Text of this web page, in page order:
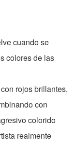
cuando se
colores de las
rojos brillantes,
con
colorido
realmente